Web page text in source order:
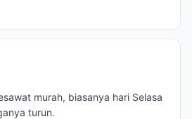
murah, biasanya hari Selasa
turun.